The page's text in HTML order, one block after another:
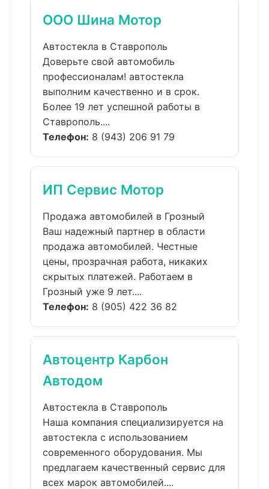
ООО Шина Мотор
Автостекла в Ставрополь
Доверьте свой автомобиль
профессионалам! автостекла
выполним качественно и в срок.
Более 19 лет успешной работы в
Ставрополь....
Телефон: 8 (943) 206 91 79
ИП Сервис Мотор
Продажа автомобилей в Грозный
Ваш надежный партнер в области
продажа автомобилей. Честные
цены, прозрачная работа, никаких
скрытых платежей. Работаем в
Грозный уже 9 лет....
Телефон: 8 (905) 422 36 82
Автоцентр Карбон
Автодом
Автостекла в Ставрополь
Наша компания специализируется на
автостекла с использованием
современного оборудования. Мы
предлагаем качественный сервис для
всех марок автомобилей....